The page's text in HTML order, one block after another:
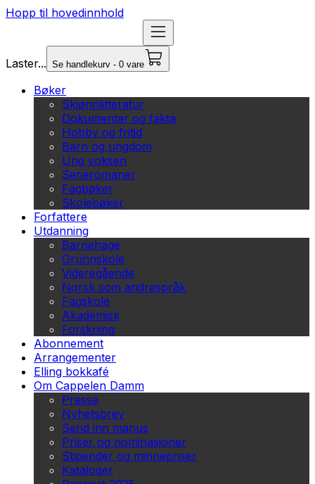
Hopp til hovedinnhold
Laster... Se handlekurv - 0 vare
Bøker
Skjønnlitteratur
Dokumentar og fakta
Hobby og fritid
Barn og ungdom
Ung voksen
Serieromaner
Fagbøker
Skolebøker
Forfattere
Utdanning
Barnehage
Grunnskole
Videregående
Norsk som andrespråk
Fagskole
Akademisk
Forskning
Abonnement
Arrangementer
Elling bokkafé
Om Cappelen Damm
Presse
Nyhetsbrev
Send inn manus
Priser og nominasjoner
Stipender og minnepriser
Kataloger